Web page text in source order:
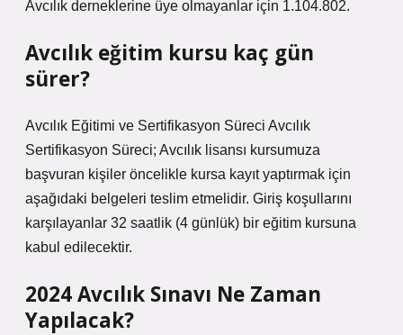
Avcılık derneklerine üye olmayanlar için 1.104.802.
Avcılık eğitim kursu kaç gün
sürer?
Avcılık Eğitimi ve Sertifikasyon Süreci Avcılık
Sertifikasyon Süreci; Avcılık lisansı kursumuza
başvuran kişiler öncelikle kursa kayıt yaptırmak için
aşağıdaki belgeleri teslim etmelidir. Giriş koşullarını
karşılayanlar 32 saatlik (4 günlük) bir eğitim kursuna
kabul edilecektir.
2024 Avcılık Sınavı Ne Zaman
Yapılacak?